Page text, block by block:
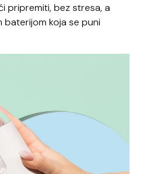
pripremiti, bez stresa, a
koja se puni